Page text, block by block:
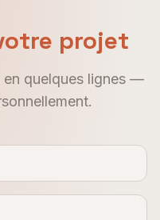
projet
en quelques lignes —